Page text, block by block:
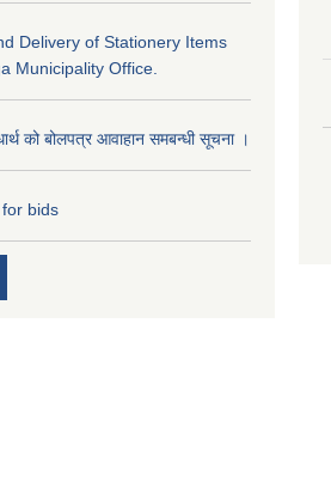
Delivery of Stationery Items
Municipality Office.
को बोलपत्र आवाहान समबन्धी सूचना ।
bids